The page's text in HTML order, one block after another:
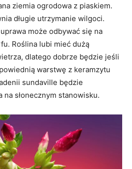
ziemia ogrodowa z piaskiem.
długie utrzymanie wilgoci.
może odbywać się na
Roślina lubi mieć dużą
dlatego dobrze będzie jeśli
warstwę z keramzytu
sundaville będzie
słonecznym stanowisku.